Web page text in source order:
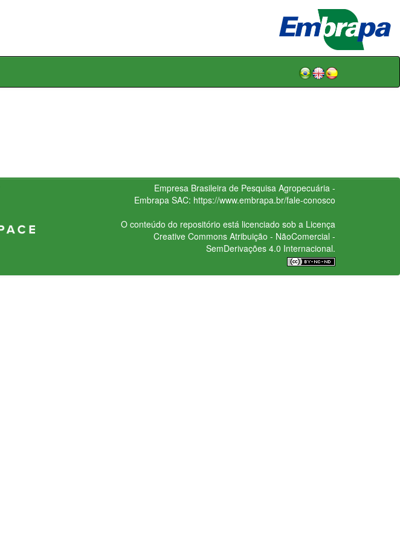
Empresa Brasileira de Pesquisa Agropecuária -
Embrapa SAC: https://www.embrapa.br/fale-conosco
O conteúdo do repositório está licenciado sob a Licença
Creative CommonsAtribuição - NãoComercial -
SemDerivações 4.0 Internacional.